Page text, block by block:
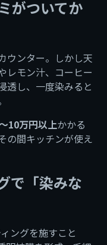
がついてか
ウンター。しかし天
レモン汁、コーヒー
透し、一度染みると
10万円以上かかる
の間キッチンが使え
で「染みな
ングを施すこと